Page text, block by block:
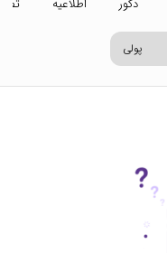
دکور اطلاعیه
پولی